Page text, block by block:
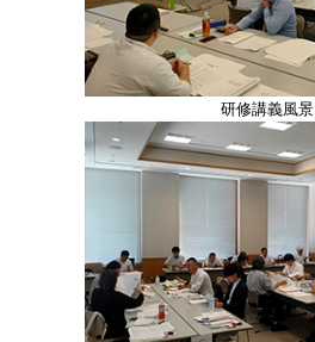
研修講義風景